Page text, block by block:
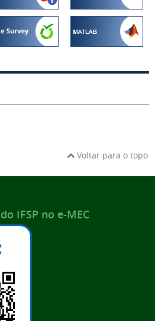
Voltar para o topo
IFSP no e-MEC